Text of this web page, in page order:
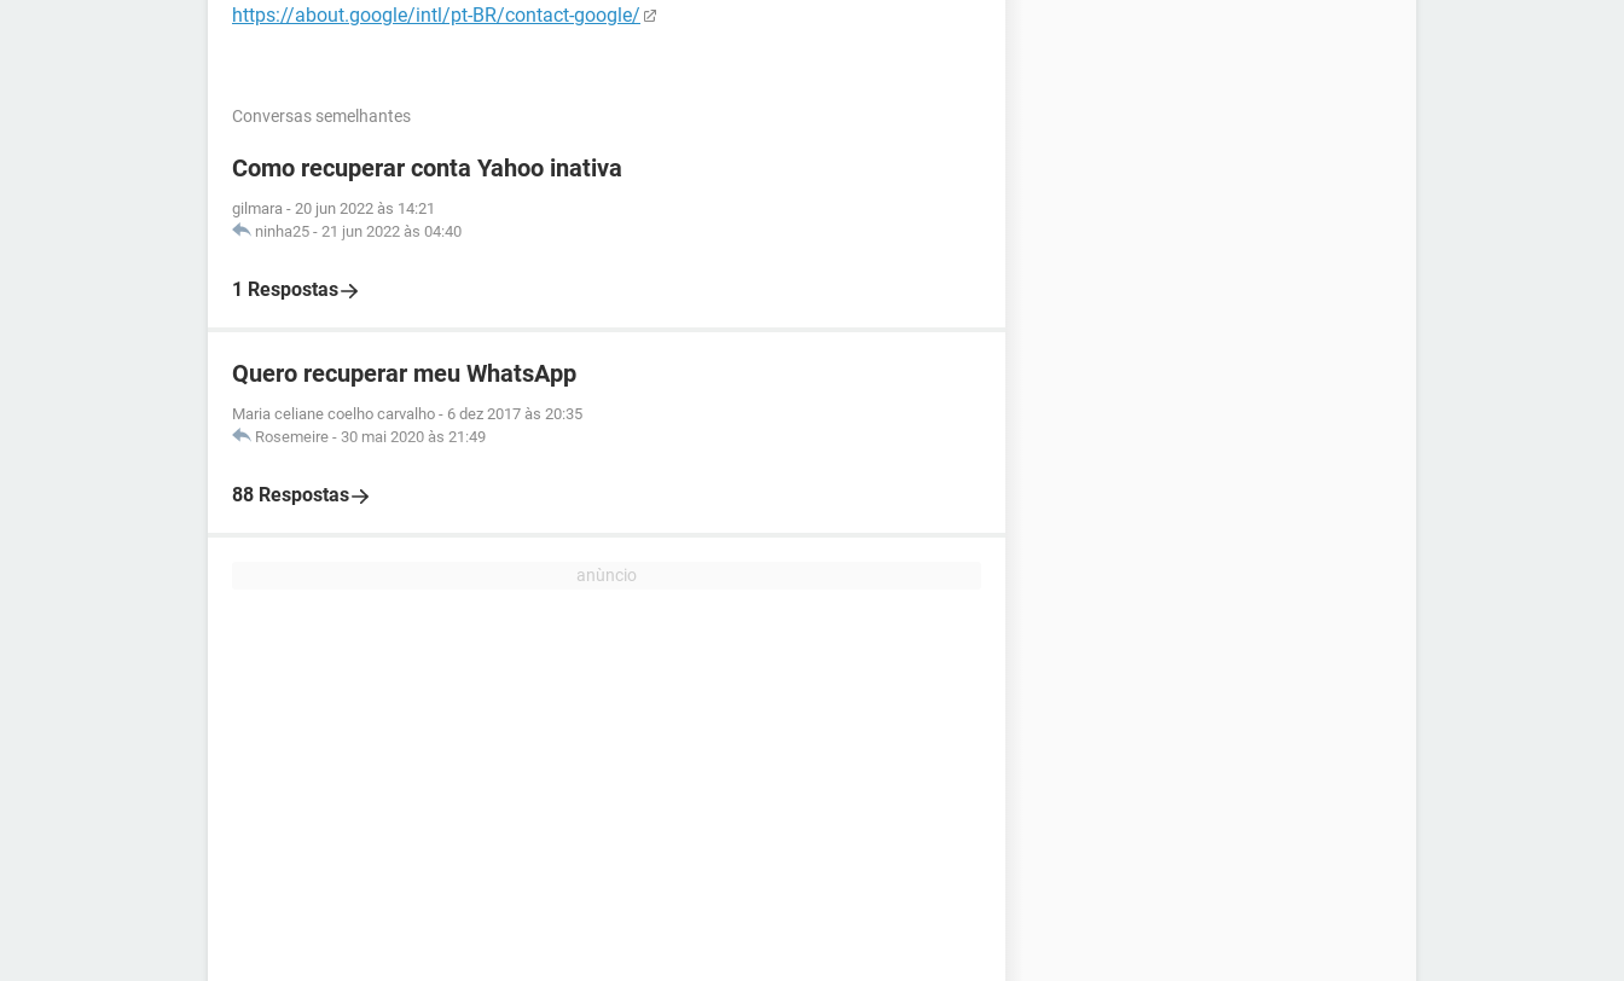
https://about.google/intl/pt-BR/contact-google/
Conversas semelhantes
Como recuperar conta Yahoo inativa
gilmara - 20 jun 2022 às 14:21
ninha25 - 21 jun 2022 às 04:40
1 Respostas
Quero recuperar meu WhatsApp
Maria celiane coelho carvalho - 6 dez 2017 às 20:35
Rosemeire - 30 mai 2020 às 21:49
88 Respostas